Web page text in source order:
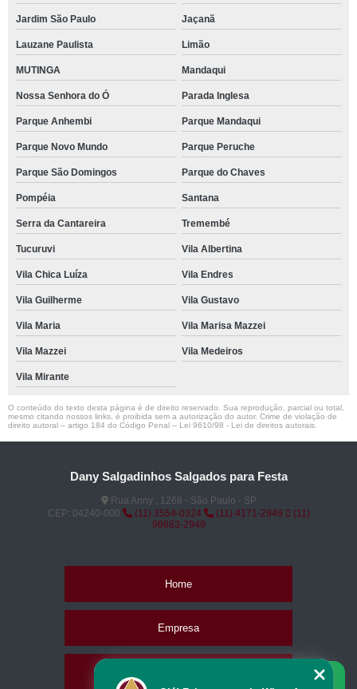
Jardim São Paulo Jaçanã
Lauzane Paulista Limão
MUTINGA Mandaqui
Nossa Senhora do Ó Parada Inglesa
Parque Anhembi Parque Mandaqui
Parque Novo Mundo Parque Peruche
Parque São Domingos Parque do Chaves
Pompéia Santana
Serra da Cantareira Tremembé
Tucuruvi Vila Albertina
Vila Chica Luíza Vila Endres
Vila Guilherme Vila Gustavo
Vila Maria Vila Marisa Mazzei
Vila Mazzei Vila Medeiros
Vila Mirante
O conteúdo do texto desta página é de direito reservado. Sua reprodução, parcial ou total,
mesmo citando nossos links, é proibida sem a autorização do autor. Crime de violação de
direito autoral – artigo 184 do Código Penal – Lei 9610/98 - Lei de direitos autorais
Dany Salgadinhos Salgados para Festa
Rua Anny , 1268 - São Paulo - SP
CEP: 04240-000
(11) 3554-0324 (11) 4171-2949
(11)
98683-2949
Home
Empresa